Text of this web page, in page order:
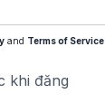
and Terms of Service
khi đăng